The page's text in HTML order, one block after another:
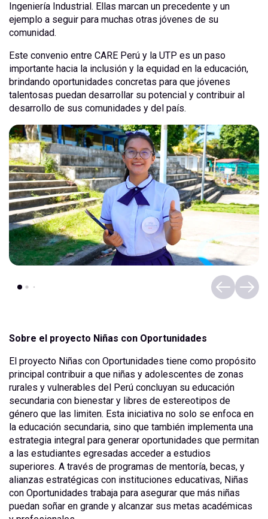
Ingeniería Industrial. Ellas marcan un precedente y un
ejemplo a seguir para muchas otras jóvenes de su
comunidad.
Este convenio entre CARE Perú y la UTP es un paso
importante hacia la inclusión y la equidad en la educación,
brindando oportunidades concretas para que jóvenes
talentosas puedan desarrollar su potencial y contribuir al
desarrollo de sus comunidades y del país.
Sobre el proyecto Niñas con Oportunidades
El proyecto Niñas con Oportunidades tiene como propósito
principal contribuir a que niñas y adolescentes de zonas
rurales y vulnerables del Perú concluyan su educación
secundaria con bienestar y libres de estereotipos de
género que las limiten. Esta iniciativa no solo se enfoca en
la educación secundaria, sino que también implementa una
estrategia integral para generar oportunidades que permitan
a las estudiantes egresadas acceder a estudios
superiores. A través de programas de mentoría, becas, y
alianzas estratégicas con instituciones educativas, Niñas
con Oportunidades trabaja para asegurar que más niñas
puedan soñar en grande y alcanzar sus metas académicas